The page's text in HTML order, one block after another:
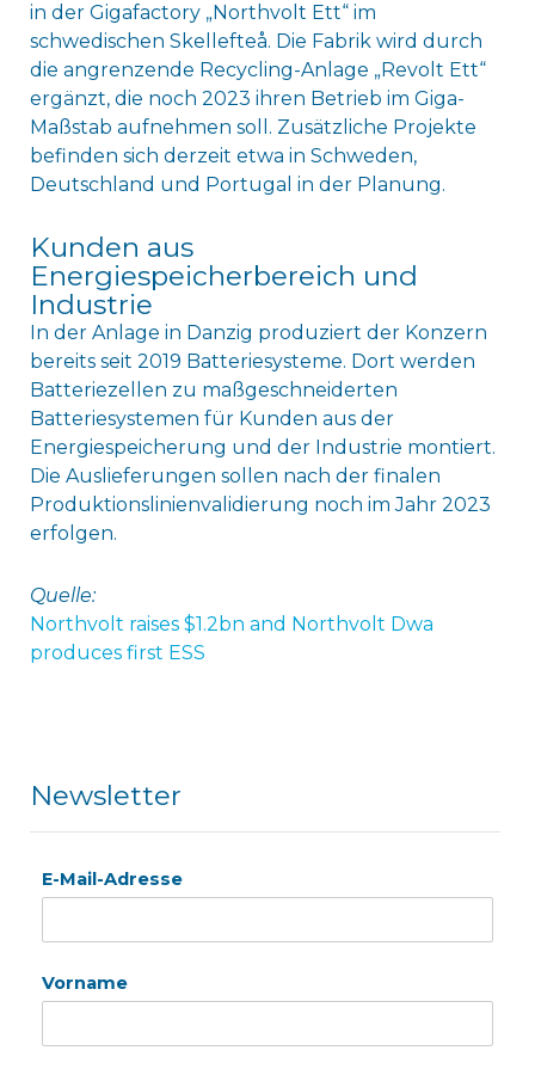
in der Gigafactory „Northvolt Ett“ im
schwedischen Skellefteå. Die Fabrik wird durch
die angrenzende Recycling-Anlage „Revolt Ett“
ergänzt, die noch 2023 ihren Betrieb im Giga-
Maßstab aufnehmen soll. Zusätzliche Projekte
befinden sich derzeit etwa in Schweden,
Deutschland und Portugal in der Planung.
Kunden aus
Energiespeicherbereich und
Industrie
In der Anlage in Danzig produziert der Konzern
bereits seit 2019 Batteriesysteme. Dort werden
Batteriezellen zu maßgeschneiderten
Batteriesystemen für Kunden aus der
Energiespeicherung und der Industrie montiert.
Die Auslieferungen sollen nach der finalen
Produktionslinienvalidierung noch im Jahr 2023
erfolgen.
Quelle:
Northvolt raises $1.2bn and Northvolt Dwa
produces first ESS
Newsletter
E-Mail-Adresse
Vorname